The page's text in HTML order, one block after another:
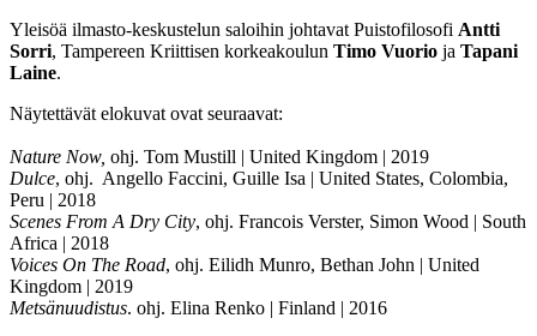
Yleisöä ilmasto-keskustelun saloihin johtavat Puistofilosofi Antti
Sorri, Tampereen Kriittisen korkeakoulun Timo Vuorio ja Tapani
Laine.
Näytettävät elokuvat ovat seuraavat:
Nature Now, ohj. Tom Mustill | United Kingdom | 2019
Dulce, ohj. Angello Faccini, Guille Isa | United States, Colombia,
Peru | 2018
Scenes From A Dry City, ohj. Francois Verster, Simon Wood | South
Africa | 2018
Voices On The Road, ohj. Eilidh Munro, Bethan John | United
Kingdom | 2019
Metsänuudistus. ohj. Elina Renko | Finland | 2016